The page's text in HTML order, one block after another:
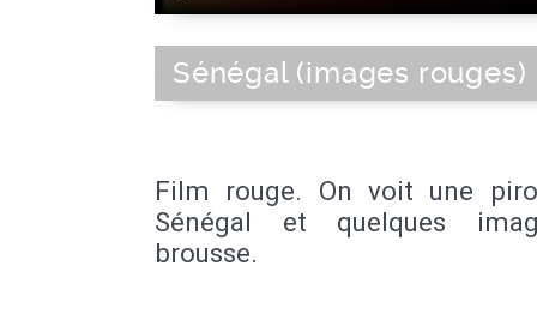
Sénégal (images rouges)
Film rouge. On voit une
Sénégal et quelques
brousse.